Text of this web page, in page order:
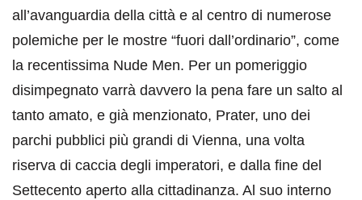
all’avanguardia della città e al centro di numerose
polemiche per le mostre “fuori dall’ordinario”, come
la recentissima Nude Men. Per un pomeriggio
disimpegnato varrà davvero la pena fare un salto al
tanto amato, e già menzionato, Prater, uno dei
parchi pubblici più grandi di Vienna, una volta
riserva di caccia degli imperatori, e dalla fine del
Settecento aperto alla cittadinanza. Al suo interno